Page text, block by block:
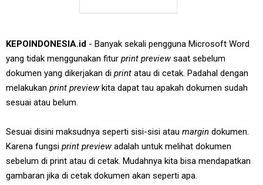
KEPOINDONESIA.id - Banyak sekali pengguna Microsoft Word
yang tidak menggunakan fitur print preview saat sebelum
dokumen yang dikerjakan di print atau di cetak. Padahal dengan
melakukan print preview kita dapat tau apakah dokumen sudah
sesuai atau belum.
Sesuai disini maksudnya seperti sisi-sisi atau margin dokumen.
Karena fungsi print preview adalah untuk melihat dokumen
sebelum di print atau di cetak. Mudahnya kita bisa mendapatkan
gambaran jika di cetak dokumen akan seperti apa.